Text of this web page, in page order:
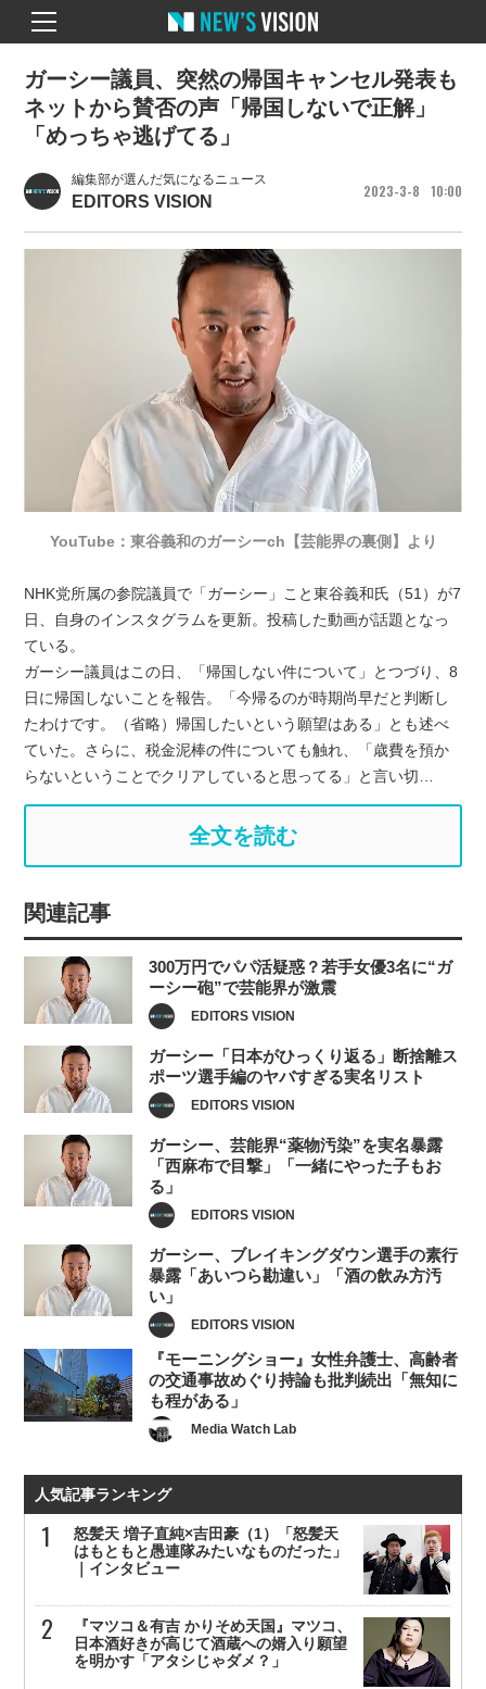
編集部が選んだ気になるニュース
EDITORS VISION
2023 3 8 10 00
ガーシー議員、突然の帰国キャンセル発表も
ネットから賛否の声「帰国しないで正解」
「めっちゃ逃げてる」
YouTube：東谷義和のガーシーch【芸能界の裏側】より
NHK党所属の参院議員で「ガーシー」こと東谷義和氏（51）が7
日、自身のインスタグラムを更新。投稿した動画が話題となっ
ている。
ガーシー議員はこの日、「帰国しない件について」とつづり、8
日に帰国しないことを報告。「今帰るのが時期尚早だと判断し
たわけです。（省略）帰国したいという願望はある」とも述べ
ていた。さらに、税金泥棒の件についても触れ、「歳費を預か
らないということでクリアしていると思ってる」と言い切…
全文を読む
関連記事
300万円でパパ活疑惑？若手女優3名に“ガ
ーシー砲”で芸能界が激震
EDITORS VISION
ガーシー「日本がひっくり返る」断捨離ス
ポーツ選手編のヤバすぎる実名リスト
EDITORS VISION
ガーシー、芸能界“薬物汚染”を実名暴露
「西麻布で目撃」「一緒にやった子もお
る」
EDITORS VISION
ガーシー、ブレイキングダウン選手の素行
暴露「あいつら勘違い」「酒の飲み方汚
い」
EDITORS VISION
『モーニングショー』女性弁護士、高齢者
の交通事故めぐり持論も批判続出「無知に
も程がある」
Media Watch Lab
人気記事ランキング
怒髪天 増子直純×吉田豪（1）「怒髪天
はもともと愚連隊みたいなものだった」
｜インタビュー
『マツコ＆有吉 かりそめ天国』マツコ、
日本酒好きが高じて酒蔵への婿入り願望
を明かす「アタシじゃダメ？」